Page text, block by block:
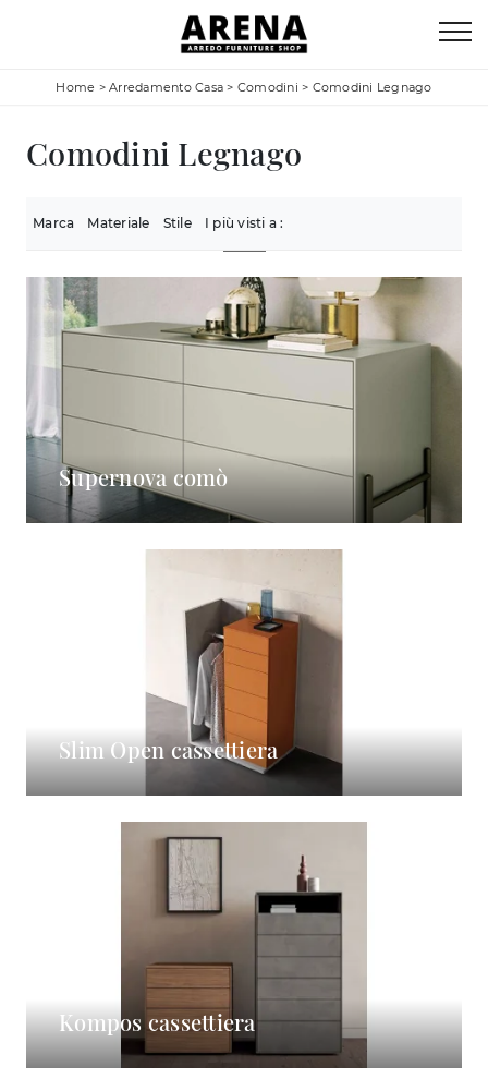
Home >Arredamento Casa > Comodini > Comodini Legnago
Comodini Legnago
Marca Materiale Stile I più visti a :
Supernova comò
Slim Open cassettiera
Kompos cassettiera